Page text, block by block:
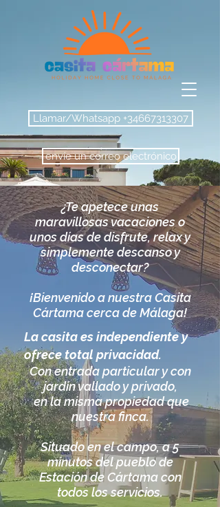
Llamar/Whatsapp +34667313307
envíe un correo electrónico
¿Te apetece unas
maravillosas vacaciones o
unos días de disfrute, relax y
simplemente descanso y
desconectar?
¡Bienvenido a nuestra Casita
Cártama cerca de Málaga!
La casita es independiente y
ofrece total privacidad.
Con entrada particular y con
jardín vallado y privado,
en la misma propiedad que
nuestra finca.
Situado en el campo, a 5
minutos del pueblo de
Estación de Cártama con
todos los servicios.